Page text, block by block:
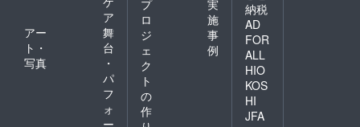
ア
アー
ト・
写真
舞
台
・
パ
フ
ォ
プ
ロ
ジ
ェ
ク
ト
の
作
実
施
事
例
納税
AD
FOR
ALL
HIO
KOS
HI
JFA